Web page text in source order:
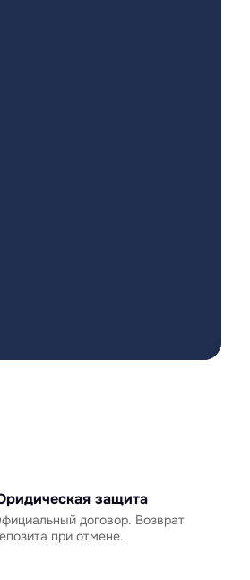
защита
договор. Возврат
при отмене.